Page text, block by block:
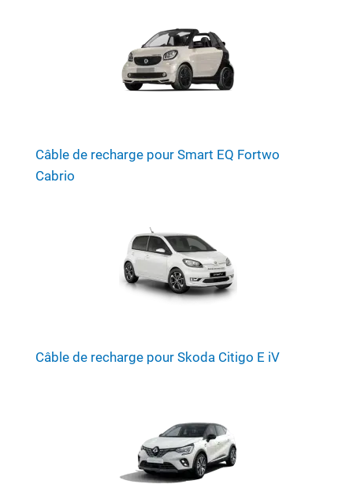
Câble de recharge pour Smart EQ Fortwo
Cabrio
Câble de recharge pour Skoda Citigo E iV